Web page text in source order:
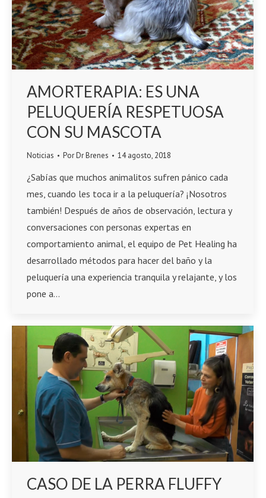
AMORTERAPIA: ES UNA
PELUQUERÍA RESPETUOSA
CON SU MASCOTA
Noticias PorDr Brenes 14 agosto, 2018
¿Sabías que muchos animalitos sufren pánico cada
mes, cuando les toca ir a la peluquería? ¡Nosotros
también! Después de años de observación, lectura y
conversaciones con personas expertas en
comportamiento animal, el equipo de Pet Healing ha
desarrollado métodos para hacer del baño y la
peluquería una experiencia tranquila y relajante, y los
pone a…
CASO DE LA PERRA FLUFFY